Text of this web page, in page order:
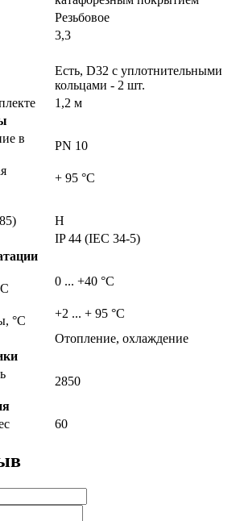
Резьбовое
3,3
Есть, D32 с уплотнительными
кольцами - 2 шт.
1,2 м
в
PN 10
+ 95 °C
H
IP 44 (IEC 34-5)
0 ... +40 °C
°С
+2 ... + 95 °C
Отопление, охлаждение
2850
60